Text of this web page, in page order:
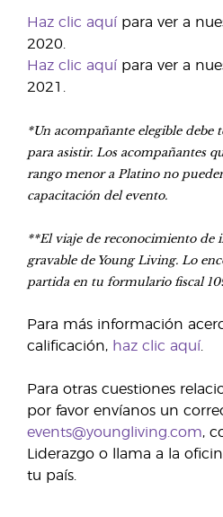
Haz clic aquí para ver a
2020.
Haz clic aquí para ver a
2021.
*Un acompañante elegible debe
para asistir. Los acompañantes
rango menor a Platino no
capacitación del evento.
**El viaje de reconocimiento de
gravable de Young Living. Lo
partida en tu formulario fiscal
Para más información
calificación, haz clic aquí
Para otras cuestiones
por favor envíanos un
events@youngliving.com,
Liderazgo o llama a la
tu país.